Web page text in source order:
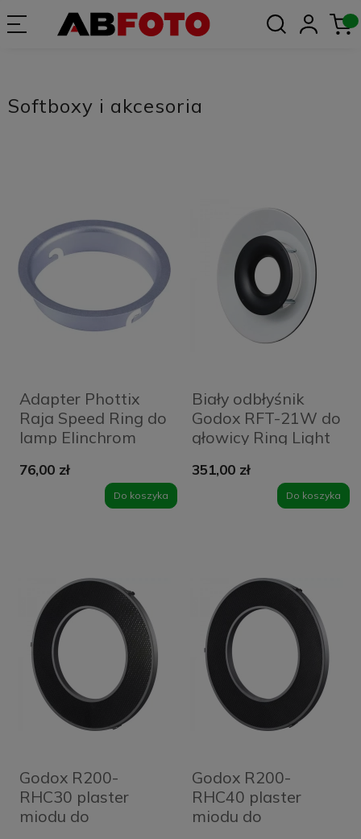
Softboxy i akcesoria
Adapter Phottix
Raja Speed Ring do
lamp Elinchrom
76,00 zł
Do koszyka
Biały odbłyśnik
Godox RFT-21W do
głowicy Ring Light
351,00 zł
Do koszyka
Godox R200-
RHC30 plaster
miodu do
Godox R200-
RHC40 plaster
miodu do